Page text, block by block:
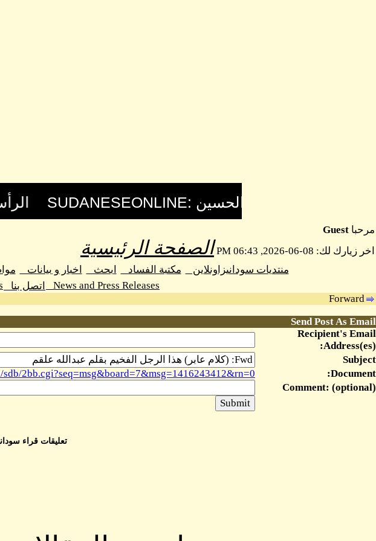
مرحبا Guest
اخر زيارك لك: 08-06-2026, 06:43 PM
الصفحة الرئيسية
منتديات سودانيزاونلاين مكتبة الفساد ابحث اخبار و بيانات
News and Press Releases
اتصل بنا
Forward
Send Post As Email
Recipient's Email
Address(es):
Subject
Document:
2bb.cgi?seq=msg&board=7&msg=1416243412&rn=0
Comment: (optional)
تعليقات قراء